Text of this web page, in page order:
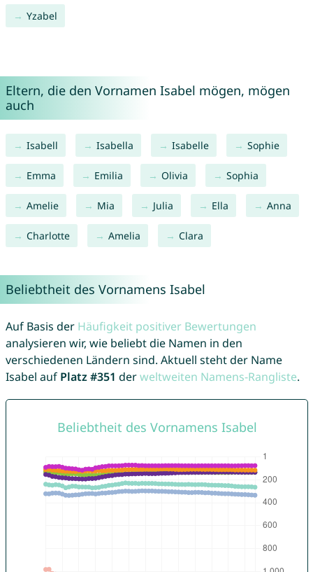
Yzabel
Eltern, die den Vornamen Isabel mögen, mögen
auch
Isabell Isabella Isabelle Sophie
Emma Emilia Olivia Sophia
Amelie Mia Julia Ella Anna
Charlotte Amelia Clara
Beliebtheit des Vornamens Isabel
Auf Basis der Häufigkeit positiver Bewertungen
analysieren wir, wie beliebt die Namen in den
verschiedenen Ländern sind. Aktuell steht der Name
Isabel auf Platz #351 derweltweiten Namens-Rangliste.